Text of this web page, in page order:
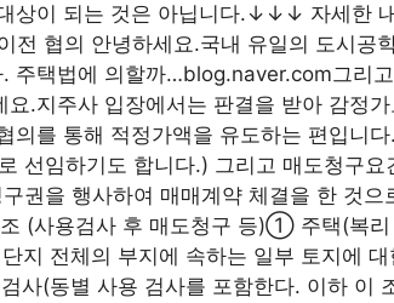
상이 되는 것은 아닙니다.↓↓↓ 자세한
전 협의 안녕하세요.국내 유일의 도시공
주택법에 의할까…blog.naver.com그리
.지주사 입장에서는 판결을 받아 감정
의를 통해 적정가액을 유도하는 편입니
선임하기도 합니다.) 그리고 매도청구요
권을 행사하여 매매계약 체결을 한 것으
(사용검사 후 매도청구 등)① 주택(복리
지 전체의 부지에 속하는 일부 토지에
사(동별 사용 검사를 포함한다. 이하 이